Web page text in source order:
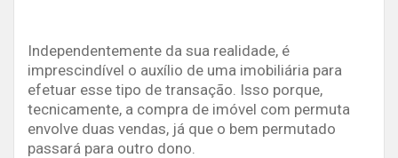
Independentemente da sua realidade, é
imprescindível o auxílio de uma imobiliária para
efetuar esse tipo de transação. Isso porque,
tecnicamente, a compra de imóvel com permuta
envolve duas vendas, já que o bem permutado
passará para outro dono.